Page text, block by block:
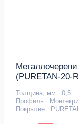
(PURETAN-20-
Толщина, мм: 0,5
Профиль:
Покрытие: